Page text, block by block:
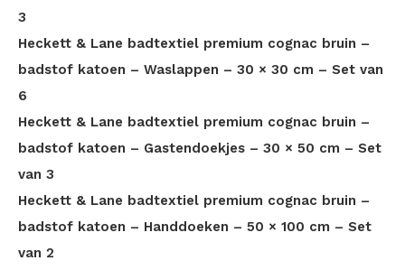
3
Heckett & Lane badtextiel premium cognac bruin –
badstof katoen – Waslappen – 30 × 30 cm – Set van
6
Heckett & Lane badtextiel premium cognac bruin –
badstof katoen – Gastendoekjes – 30 × 50 cm – Set
van 3
Heckett & Lane badtextiel premium cognac bruin –
badstof katoen – Handdoeken – 50 × 100 cm – Set
van 2